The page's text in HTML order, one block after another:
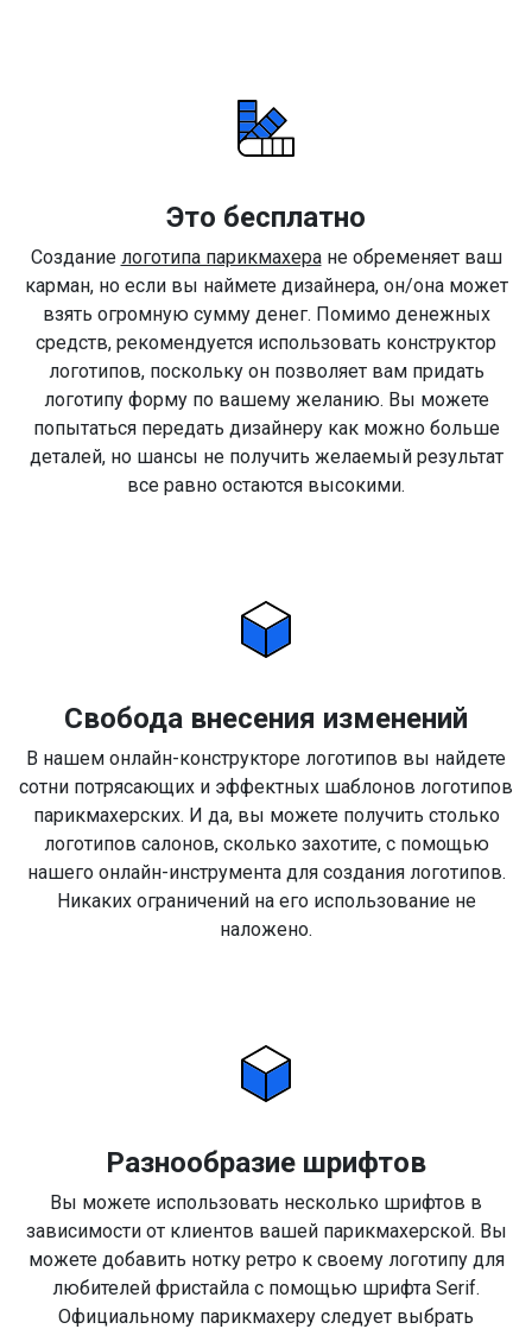
Это бесплатно
Создание логотипа парикмахеране обременяет ваш
карман, но если вы наймете дизайнера, он/она может
взять огромную сумму денег. Помимо денежных
средств, рекомендуется использовать конструктор
логотипов, поскольку он позволяет вам придать
логотипу форму по вашему желанию. Вы можете
попытаться передать дизайнеру как можно больше
деталей, но шансы не получить желаемый результат
все равно остаются высокими.
Свобода внесения изменений
В нашем онлайн-конструкторе логотипов вы найдете
сотни потрясающих и эффектных шаблонов логотипов
парикмахерских. И да, вы можете получить столько
логотипов салонов, сколько захотите, с помощью
нашего онлайн-инструмента для создания логотипов.
Никаких ограничений на его использование не
наложено.
Разнообразие шрифтов
Вы можете использовать несколько шрифтов в
зависимости от клиентов вашей парикмахерской. Вы
можете добавить нотку ретро к своему логотипу для
любителей фристайла с помощью шрифта Serif.
Официальному парикмахеру следует выбрать